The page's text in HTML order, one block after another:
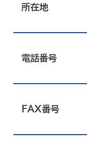
所在地
電話番号
FAX番号